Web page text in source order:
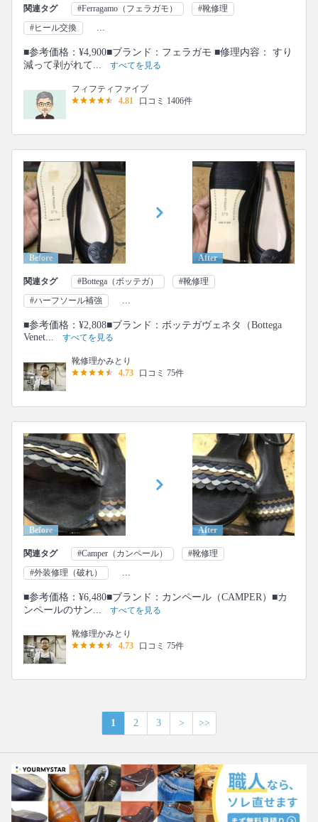
関連タグ #Ferragamo（フェラガモ）
#靴修理
#ヒール交換
...
■参考価格：¥4,900■ブランド：フェラガモ ■修理内容： すり
減って剥がれて...
すべてを見る
フィフティファイブ
4.81
口コミ 1406件
Before After
関連タグ #Bottega（ボッテガ）
#靴修理
#ハーフソール補強
...
■参考価格：¥2,808■ブランド：ボッテガヴェネタ（Bottega
Venet...
すべてを見る
靴修理かみとり
4.73
口コミ 75件
Before After
関連タグ #Camper（カンペール）
#靴修理
#外装修理（破れ）
...
■参考価格：¥6,480■ブランド：カンペール（CAMPER）■カ
ンペールのサン...
すべてを見る
靴修理かみとり
4.73
口コミ 75件
1 2 3 > >>